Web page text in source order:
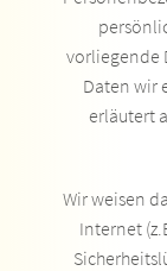
vorliegende
Daten wir
erläutert
Wir weisen
Internet